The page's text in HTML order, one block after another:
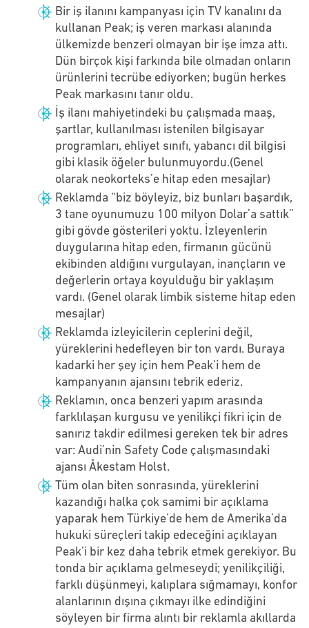
Bir iş ilanını kampanyası için TV kanalını da
kullanan Peak; iş veren markası alanında
ülkemizde benzeri olmayan bir işe imza attı.
Dün birçok kişi farkında bile olmadan onların
ürünlerini tecrübe ediyorken; bugün herkes
Peak markasını tanır oldu.
İş ilanı mahiyetindeki bu çalışmada maaş,
şartlar, kullanılması istenilen bilgisayar
programları, ehliyet sınıfı, yabancı dil bilgisi
gibi klasik öğeler bulunmuyordu.(Genel
olarak neokorteks’e hitap eden mesajlar)
Reklamda “biz böyleyiz, biz bunları başardık,
3 tane oyunumuzu 100 milyon Dolar’a sattık”
gibi gövde gösterileri yoktu. İzleyenlerin
duygularına hitap eden, firmanın gücünü
ekibinden aldığını vurgulayan, inançların ve
değerlerin ortaya koyulduğu bir yaklaşım
vardı. (Genel olarak limbik sisteme hitap eden
mesajlar)
Reklamda izleyicilerin ceplerini değil,
yüreklerini hedefleyen bir ton vardı. Buraya
kadarki her şey için hem Peak’i hem de
kampanyanın ajansını tebrik ederiz.
Reklamın, onca benzeri yapım arasında
farklılaşan kurgusu ve yenilikçi fikri için de
sanırız takdir edilmesi gereken tek bir adres
var: Audi’nin Safety Code çalışmasındaki
ajansı Åkestam Holst.
Tüm olan biten sonrasında, yüreklerini
kazandığı halka çok samimi bir açıklama
yaparak hem Türkiye’de hem de Amerika’da
hukuki süreçleri takip edeceğini açıklayan
Peak’i bir kez daha tebrik etmek gerekiyor. Bu
tonda bir açıklama gelmeseydi; yenilikçiliği,
farklı düşünmeyi, kalıplara sığmamayı, konfor
alanlarının dışına çıkmayı ilke edindiğini
söyleyen bir firma alıntı bir reklamla akıllarda